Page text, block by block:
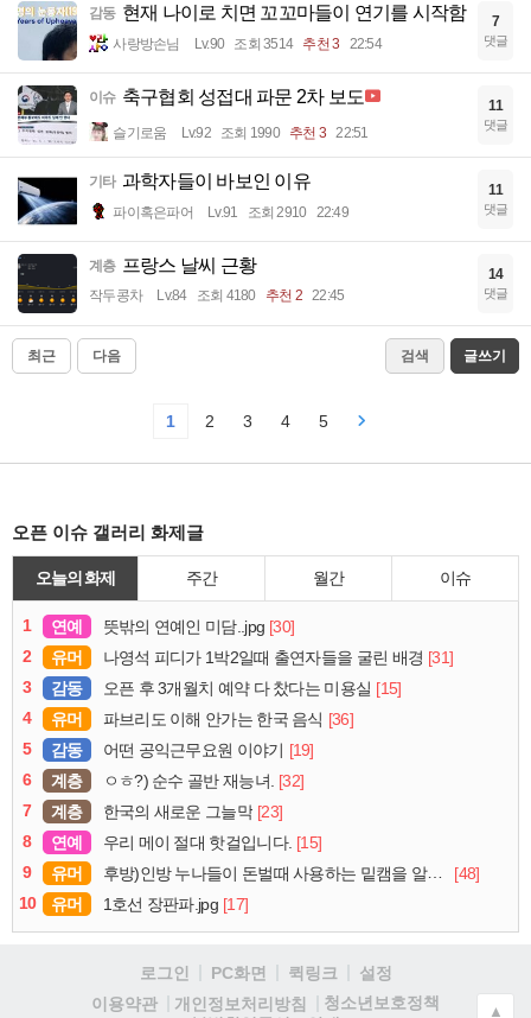
감동 현재 나이로 치면 꼬꼬마들이 연기를 시작함
사랑방손님 Lv.90 조회 3514 추천 3 22:54
7
댓글
이슈 축구협회 성접대 파문 2차 보도
슬기로움 Lv.92 조회 1990 추천 3 22:51
11
댓글
기타 과학자들이 바보인 이유
파이혹은파어 Lv.91 조회 2910 22:49
11
댓글
계층 프랑스 날씨 근황
작두콩차 Lv.84 조회 4180 추천 2 22:45
14
댓글
최근 다음 검색 글쓰기
1 2 3 4 5
오픈 이슈 갤러리 화제글
오늘의 화제 주간 월간 이슈
1 연예 뜻밖의 연예인 미담..jpg [30]
2
유머 나영석 피디가 1박2일때 출연자들을 굴린 배경 [31]
3
감동 오픈 후 3개월치 예약 다 찼다는 미용실 [15]
4
유머 파브리도 이해 안가는 한국 음식 [36]
5
감동 어떤 공익근무요원 이야기 [19]
6
계층 ㅇㅎ?) 순수 골반 재능녀. [32]
7
계층 한국의 새로운 그늘막 [23]
8
연예 우리 메이 절대 핫걸입니다. [15]
9
유머 후방)인방 누나들이 돈벌때 사용하는 밑캠을 알아보자
[48]
10
유머 1호선 장판파.jpg [17]
로그인 PC화면 퀵링크
설정
이용약관
개인정보처리방침
청소년보호정책
▲